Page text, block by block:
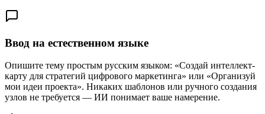
Ввод на естественном языке
Опишите тему простым русским языком: «Создай интеллект-
карту для стратегий цифрового маркетинга» или «Организуй
мои идеи проекта». Никаких шаблонов или ручного создания
узлов не требуется — ИИ понимает ваше намерение.